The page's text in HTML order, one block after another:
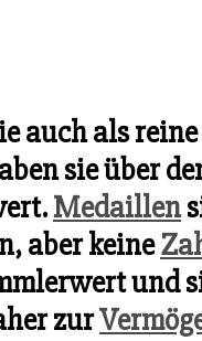
auch als
sie über
Medaillen
aber keine
und
zur